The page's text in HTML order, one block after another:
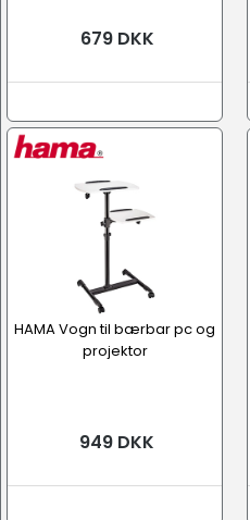
679 DKK
HAMA Vogn til bærbar pc og
projektor
949 DKK